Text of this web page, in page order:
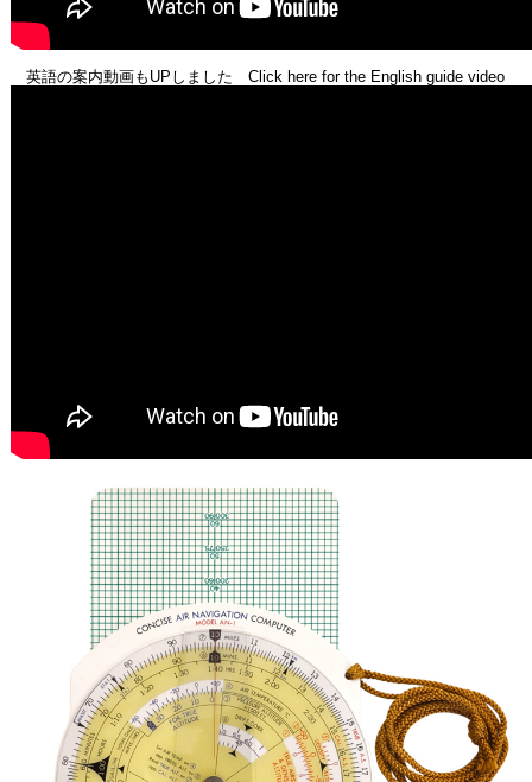
英語の案内動画もUPしました Click here for the English guide video